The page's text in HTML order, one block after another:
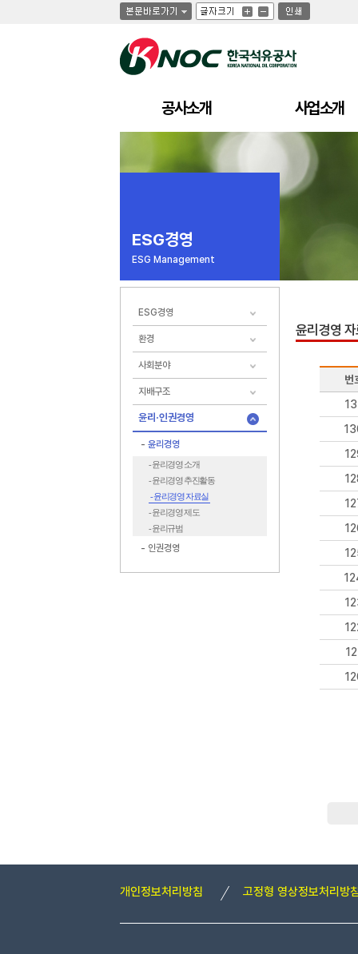
글
자
기
글
자
기
크
글
자
기
작
인
쇄
공사소개 사업소개
ESG경영
ESG Management
ESG경영
환경
사회분야
지배구조
윤리·인권경영
윤리경영
- 윤리경영 소개
- 윤리경영 추진활동
- 윤리경영 자료실
- 윤리경영 제도
- 윤리규범
인권경영
윤리경영
번
개인정보처리방침 고정형 영상정보처리방